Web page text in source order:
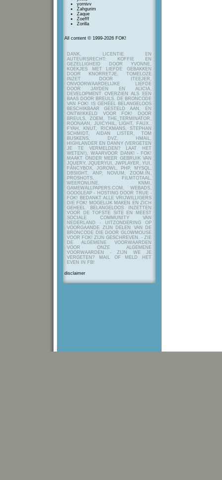
yornivv
Zahgurim
Zaque
Zoefff
Zorilla
All content © 1999-2026 FOK!
DANK, LICENTIE EN
AUTEURSRECHT: KOFFIE EN
GEZELLIGHEID DOOR YVONNE,
KOEKJES MET LIEFDE GEBAKKEN
DOOR KNORRETJE, TOMELOZE
INZET DOOR ITEEJER,
ONVOORWAARDELIJKE LIEFDE
DOOR JAYDEN EN ALICIA,
DEVELOPMENT OVERZIEN ALS EEN
BAAS DOOR BREULS. DE BRONCODE
VAN FOK! IS GEHEEL BELANGELOOS
BESCHIKBAAR GESTELD AAN, EN
ONTWIKKELD VOOR FOK! DOOR
BREULS, ZOEM, THE_TERMINATOR,
ROONAAN, JUICYHIL, LIGHT, FAUX.,
FYAH, KNUT, RICKMANS, STEPHAN
SCHMIDT, AIDAN LISTER, TOM
BUSKENS, DVZ, HMAIL,
HIGHLANDER EN DANNY (VERGETEN
JE TE VERMELDEN? LAAT HET
WETEN!), WAARVOOR DANK! - FOK!
MAAKT ONDER MEER GEBRUIK VAN
JQUERY, JQUERYUI, JWPLAYER, YUI,
FANCYBOX, JGROWL, PHP, MYSQL,
DBSIGHT, ANP, NOVUM, ZOOM.IN,
PROSHOTS, FILMTOTAAL,
WEERONLINE, KNMI,
GAMEWALLPAPERS.COM, WEBADS,
GOOGLEAP - HOSTING DOOR TRUE -
FOK! BEDANKT ALLE VRIJWILLIGERS
DIE FOK! MOGELIJK MAKEN EN ZICH
GEHEEL BELANGELOOS INZETTEN
VOOR DE TOFSTE SITE EN MEEST
SOCIALE COMMUNITY VAN
NEDERLAND - UITZONDERING OP
VOORGAANDE ZIJN DELEN VAN DE
BRONCODE DIE DOOR GLOWMOUSE
VOOR FOK! ZIJN GESCHREVEN. - ZIE
DE ALGEMENE VOORWAARDEN
VOOR ONZE ALGEMENE
VOORWAARDEN - ZIJN WE JE
VERGETEN? MAIL OF MELD HET
EVEN IN FB!
disclaimer